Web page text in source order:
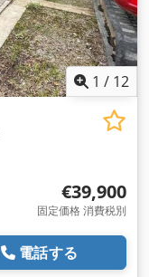
1 / 12
€39,900
固定価格 消費税別
電話する